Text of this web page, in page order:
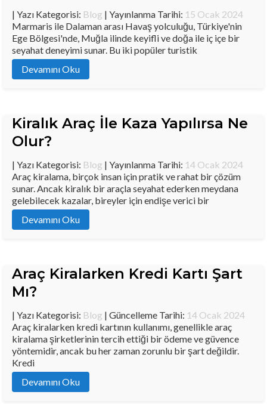
| Yazı Kategorisi: Blog | Yayınlanma Tarihi: 15 Ocak 2024
Marmaris ile Dalaman arası Havaş yolculuğu, Türkiye'nin
Ege Bölgesi'nde, Muğla ilinde keyifli ve doğa ile iç içe bir
seyahat deneyimi sunar. Bu iki popüler turistik
Devamını Oku
Kiralık Araç İle Kaza Yapılırsa Ne
Olur?
| Yazı Kategorisi: Blog | Yayınlanma Tarihi: 14 Ocak 2024
Araç kiralama, birçok insan için pratik ve rahat bir çözüm
sunar. Ancak kiralık bir araçla seyahat ederken meydana
gelebilecek kazalar, bireyler için endişe verici bir
Devamını Oku
Araç Kiralarken Kredi Kartı Şart
Mı?
| Yazı Kategorisi: Blog | Güncelleme Tarihi: 14 Ocak 2024
Araç kiralarken kredi kartının kullanımı, genellikle araç
kiralama şirketlerinin tercih ettiği bir ödeme ve güvence
yöntemidir, ancak bu her zaman zorunlu bir şart değildir.
Kredi
Devamını Oku